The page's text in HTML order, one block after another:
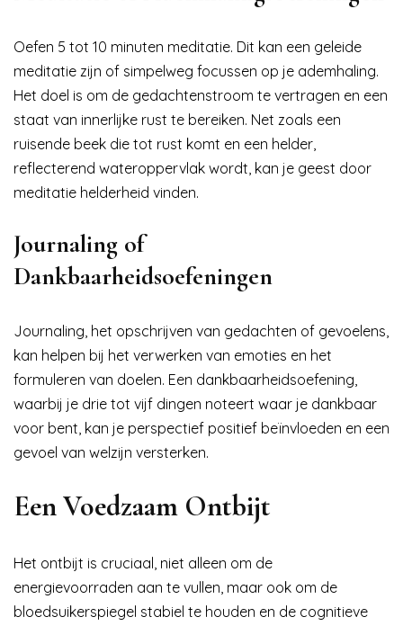
Oefen 5 tot 10 minuten meditatie. Dit kan een geleide
meditatie zijn of simpelweg focussen op je ademhaling.
Het doel is om de gedachtenstroom te vertragen en een
staat van innerlijke rust te bereiken. Net zoals een
ruisende beek die tot rust komt en een helder,
reflecterend wateroppervlak wordt, kan je geest door
meditatie helderheid vinden.
Journaling of
Dankbaarheidsoefeningen
Journaling, het opschrijven van gedachten of gevoelens,
kan helpen bij het verwerken van emoties en het
formuleren van doelen. Een dankbaarheidsoefening,
waarbij je drie tot vijf dingen noteert waar je dankbaar
voor bent, kan je perspectief positief beïnvloeden en een
gevoel van welzijn versterken.
Een Voedzaam Ontbijt
Het ontbijt is cruciaal, niet alleen om de
energievoorraden aan te vullen, maar ook om de
bloedsuikerspiegel stabiel te houden en de cognitieve